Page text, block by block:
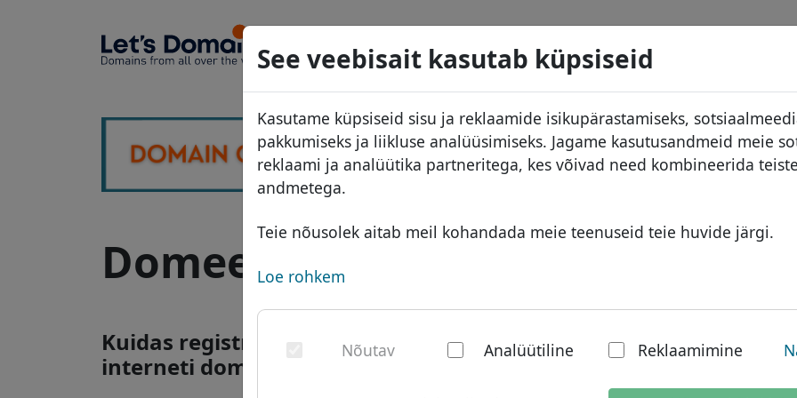
See veebisait kasutab küpsiseid
Kasutame küpsiseid sisu ja reklaamide isikupärastamiseks,
pakkumiseks ja liikluse analüüsimiseks. Jagame kasutusandmeid meie
reklaami ja analüütika partneritega, kes võivad need kombineerida
andmetega.
Teie nõusolek aitab meil kohandada meie teenuseid teie huvide järgi.
Loe rohkem
Nõutav Analüütiline Reklaamimine
Domeenid
Domeeni andmebaas
Aafrika domeenid
Aasia domeenid
Euroopa domeenid
Põhja-Ameerika domeenid
Hinnakiri
Soodustused
Üleandmine
Otsi
Teenused
ID Protect
DNS majutus
WHOIS
Domeeni KKK
Domeen .hotel - Uued TLD-d
Kuidas registreerida .hotel
interneti domeen?
.hotel domeeni
Praegune staatus:See domeen